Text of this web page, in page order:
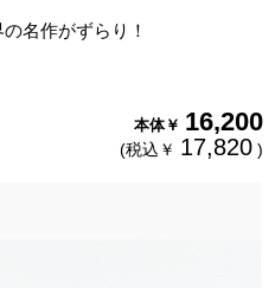
名作がずらり！
本体￥ 16,200
(税込￥ 17,820 )